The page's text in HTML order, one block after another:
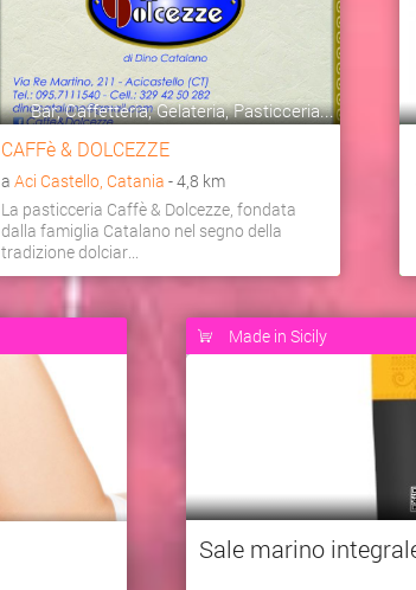
Bar, Caffetteria, Gelateria, Pasticceria...
CAFFè & DOLCEZZE
a Aci Castello, Catania - 4,8 km
La pasticceria Caffè & Dolcezze, fondata
dalla famiglia Catalano nel segno della
tradizione dolciar...
Made in Sicily
Sale marino